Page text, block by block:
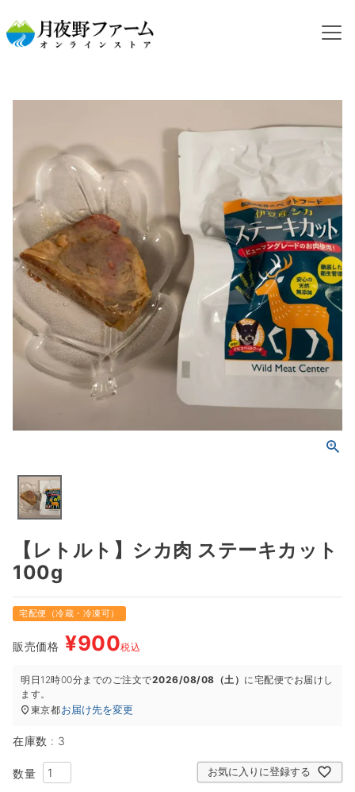
【レトルト】シカ肉 ステーキカット 100g
【レトルト】シカ肉 ステーキカット
100g
宅配便（冷蔵・冷凍可）
販売価格 ¥900税込
明日 12時00分までのご注文で2026/08/08（土） に宅配便でお届けし
ます。
東京都お届け先を変更
在庫数 3
お気に入りに登録する